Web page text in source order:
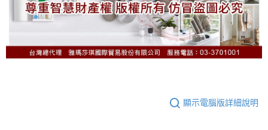
顯示電腦版詳細說明